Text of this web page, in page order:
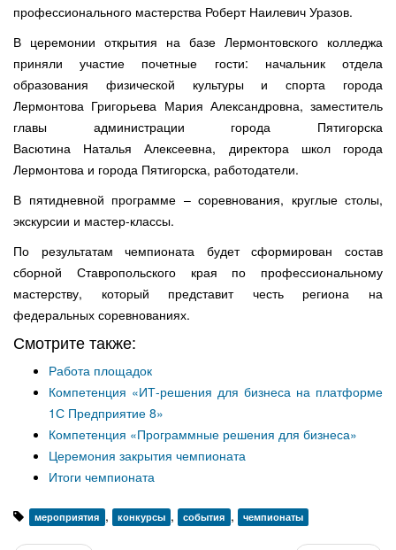
профессионального мастерства Роберт Наилевич Уразов.
В церемонии открытия на базе Лермонтовского колледжа
приняли участие почетные гости: начальник отдела
образования физической культуры и спорта города
Лермонтова Григорьева Мария Александровна, заместитель
главы администрации города Пятигорска
Васютина Наталья Алексеевна, директора школ города
Лермонтова и города Пятигорска, работодатели.
В пятидневной программе – соревнования, круглые столы,
экскурсии и мастер-классы.
По результатам чемпионата будет сформирован состав
сборной Ставропольского края по профессиональному
мастерству, который представит честь региона на
федеральных соревнованиях.
Смотрите также:
Работа площадок
Компетенция «ИТ-решения для бизнеса на платформе
1С Предприятие 8»
Компетенция «Программные решения для бизнеса»
Церемония закрытия чемпионата
Итоги чемпионата
мероприятия , конкурсы , события , чемпионаты